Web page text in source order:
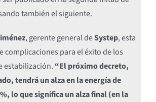
también el siguiente.
, gerente general deSystep, esta
complicaciones para el éxito de los
estabilización. “El próximo decreto,
tendrá un alza en la energía de
lo que significa un alza final (en la